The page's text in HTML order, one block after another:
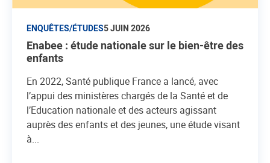
ENQUÊTES/ÉTUDES5 JUIN 2026
Enabee : étude nationale sur le bien-être des
enfants
En 2022, Santé publique France a lancé, avec
l’appui des ministères chargés de la Santé et de
l’Education nationale et des acteurs agissant
auprès des enfants et des jeunes, une étude visant
à...